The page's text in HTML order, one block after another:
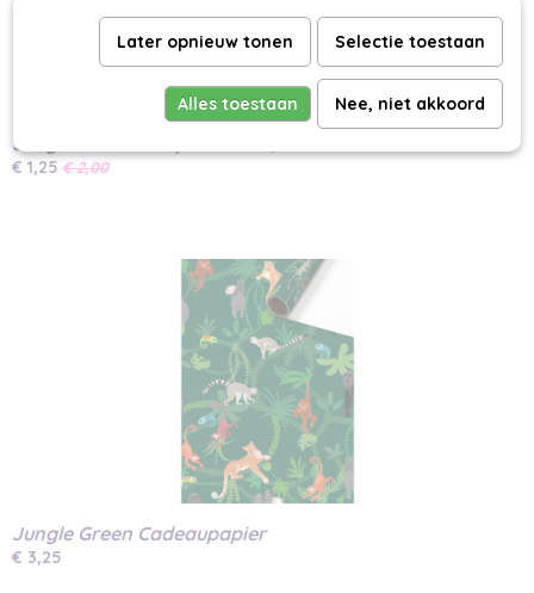
Jungle Cadeau Papier 30cm | 2m
€ 1,25 € 2,00
Jungle Green Cadeaupapier
€ 3,25
Later opnieuw tonen Selectie toestaan
Alles toestaan Nee, niet akkoord